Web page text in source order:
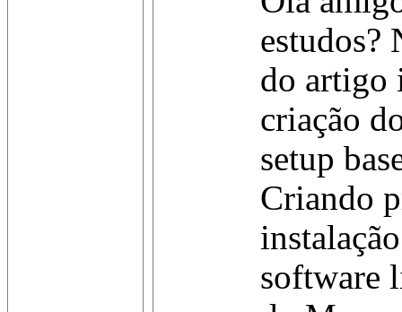
estudos?
do artigo
criação
setup
Criando
software